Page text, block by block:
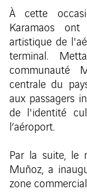
À cette
Karamaos
artistique de
terminal.
communauté
centrale du
aux passagers
de l'identité
l’aéroport.
Par la suite, le
Muñoz, a
zone